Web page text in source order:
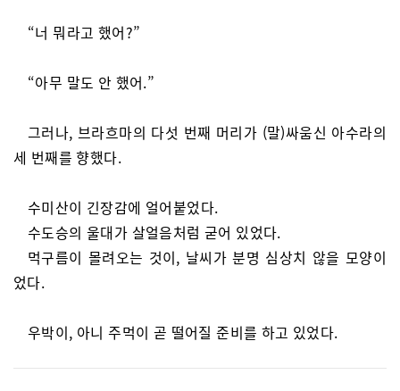
“너 뭐라고 했어?”
“아무 말도 안 했어.”
그러나, 브라흐마의 다섯 번째 머리가 (말)싸움신 아수라의
세 번째를 향했다.
수미산이 긴장감에 얼어붙었다.
수도승의 울대가 살얼음처럼 굳어 있었다.
먹구름이 몰려오는 것이, 날씨가 분명 심상치 않을 모양이
었다.
우박이, 아니 주먹이 곧 떨어질 준비를 하고 있었다.